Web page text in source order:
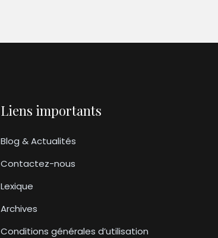
Liens importants
Blog & Actualités
Contactez-nous
Lexique
Archives
Conditions générales d’utilisation